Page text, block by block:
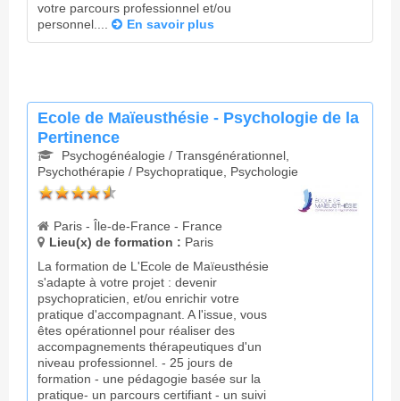
votre parcours professionnel et/ou
personnel....
En savoir plus
Ecole de Maïeusthésie - Psychologie de la
Pertinence
Psychogénéalogie / Transgénérationnel,
Psychothérapie / Psychopratique, Psychologie
Paris - Île-de-France - France
Lieu(x) de formation : Paris
La formation de L'Ecole de Maïeusthésie
s'adapte à votre projet : devenir
psychopraticien, et/ou enrichir votre
pratique d'accompagnant. A l'issue, vous
êtes opérationnel pour réaliser des
accompagnements thérapeutiques d'un
niveau professionnel. - 25 jours de
formation - une pédagogie basée sur la
pratique- un parcours certifiant - un suivi